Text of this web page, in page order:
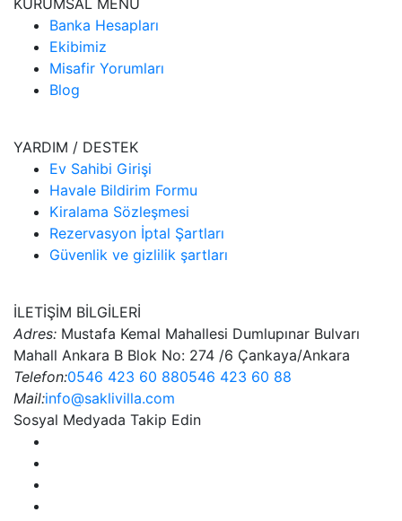
KURUMSAL MENÜ
Banka Hesapları
Ekibimiz
Misafir Yorumları
Blog
YARDIM / DESTEK
Ev Sahibi Girişi
Havale Bildirim Formu
Kiralama Sözleşmesi
Rezervasyon İptal Şartları
Güvenlik ve gizlilik şartları
İLETİŞİM BİLGİLERİ
Adres: Mustafa Kemal Mahallesi Dumlupınar Bulvarı
Mahall Ankara B Blok No: 274 /6 Çankaya/Ankara
Telefon:0546 423 60 880546 423 60 88
Mail:info@saklivilla.com
Sosyal Medyada Takip Edin